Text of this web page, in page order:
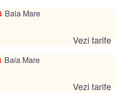
Baia Mare
Vezi tarife
Baia Mare
Vezi tarife